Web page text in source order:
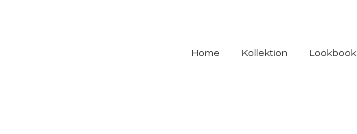
Home Kollektion Lookbook